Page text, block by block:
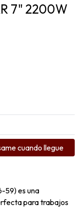
7" 2200W
cuando llegue
59) es una
para trabajos